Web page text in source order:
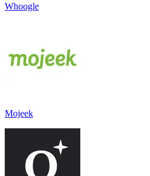
Whoogle
Mojeek